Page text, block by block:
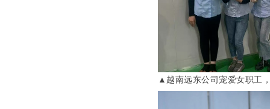
▲越南远东公司宠爱女职工